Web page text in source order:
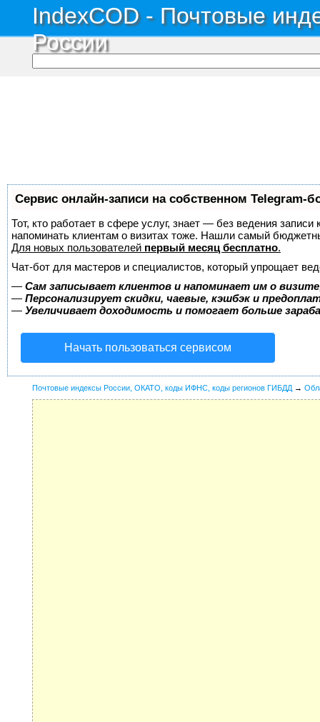
IndexCOD - Почтовые
России
Сервис онлайн-записи на собственном Telegram-
Тот, кто работает в сфере услуг, знает — без ведения
напоминать клиентам о визитах тоже. Нашли самый
Для новых пользователей первый месяц бесплатно.
Чат-бот для мастеров и специалистов, который упрощает
— Сам записывает клиентов и напоминает им о
— Персонализирует скидки, чаевые, кэшбэк и
— Увеличивает доходимость и помогает больше
Начать пользоваться сервисом
Почтовые индексы России, ОКАТО, коды ИФНС, коды регионов ГИБДД →